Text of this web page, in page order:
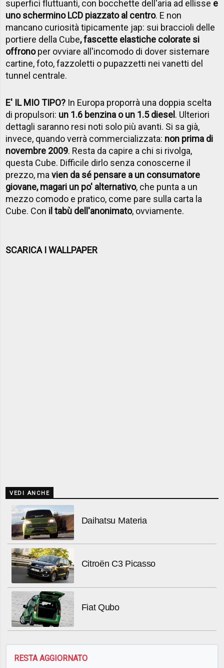
superfici fluttuanti, con bocchette dell'aria ad ellisse e
uno schermino LCD piazzato al centro. E non
mancano curiosità tipicamente jap: sui braccioli delle
portiere della Cube, fascette elastiche colorate si
offronoper ovviare all'incomodo di dover sistemare
cartine, foto, fazzoletti o pupazzetti nei vanetti del
tunnel centrale.
E' IL MIO TIPO? In Europa proporrà una doppia scelta
di propulsori: un 1.6 benzina o un 1.5 diesel. Ulteriori
dettagli saranno resi noti solo più avanti. Si sa già,
invece, quando verrà commercializzata: non prima di
novembre 2009. Resta da capire a chi si rivolga,
questa Cube. Difficile dirlo senza conoscerne il
prezzo, mavien da sé pensare a un consumatore
giovane, magari un po' alternativo, che punta a un
mezzo comodo e pratico, come pare sulla carta la
Cube. Con il tabù dell'anonimato, ovviamente.
SCARICA I WALLPAPER
VEDI ANCHE
Daihatsu Materia
Citroën C3 Picasso
Fiat Qubo
RESTA AGGIORNATO